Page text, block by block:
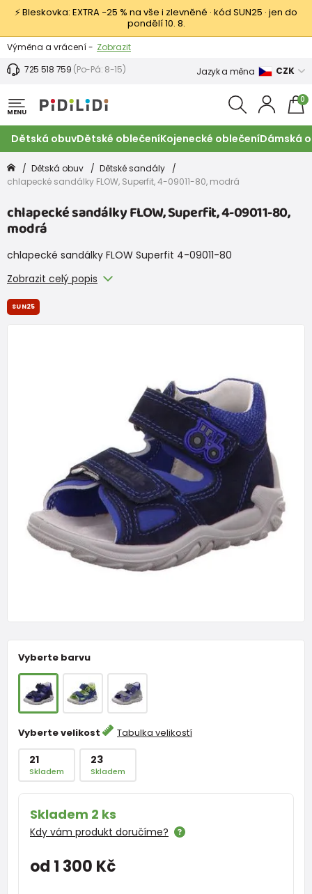
⚡ Bleskovka: EXTRA −25 % na vše i zlevněné · kód SUN25 · jen do
pondělí 10. 8.
Výměna a vrácení - Zobrazit
Sleva 100 Kč na první nákup -
725 518 759 (Po-Pá: 8-15) Jazyk a měna CZK
MENU
0
Dětská obuvDětské oblečeníKojenecké oblečeníDámská
Dětská obuv
Dětské sandály
chlapecké sandálky FLOW, Superfit, 4-09011-80, modrá
chlapecké sandálky FLOW, Superfit, 4-09011-80,
modrá
chlapecké sandálky FLOW Superfit 4-09011-80
Zobrazit celý popis
Vyberte barvu
Vyberte velikost Tabulka velikostí
21
Skladem
23
Skladem
Skladem 2 ks
Kdy vám produkt doručíme?
od 1 300 Kč
SUN25